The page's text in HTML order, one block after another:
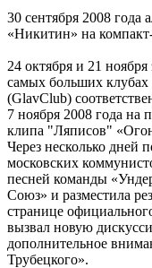
30 сентября 2008 года
«Никитин» на
24 октября и 21
самых больших
(GlavClub)
7 ноября 2008 года на
клипа "Ляписов"
Через несколько дней
московских
песней команды
Союз» и разместила
странице
вызвал новую
дополнительное
Трубецкого».